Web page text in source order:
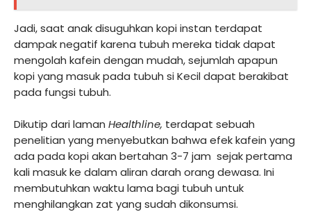
Jadi, saat anak disuguhkan kopi instan terdapat
dampak negatif karena tubuh mereka tidak dapat
mengolah kafein dengan mudah, sejumlah apapun
kopi yang masuk pada tubuh si Kecil dapat berakibat
pada fungsi tubuh.
Dikutip dari laman Healthline, terdapat sebuah
penelitian yang menyebutkan bahwa efek kafein yang
ada pada kopi akan bertahan 3-7 jam sejak pertama
kali masuk ke dalam aliran darah orang dewasa. Ini
membutuhkan waktu lama bagi tubuh untuk
menghilangkan zat yang sudah dikonsumsi.